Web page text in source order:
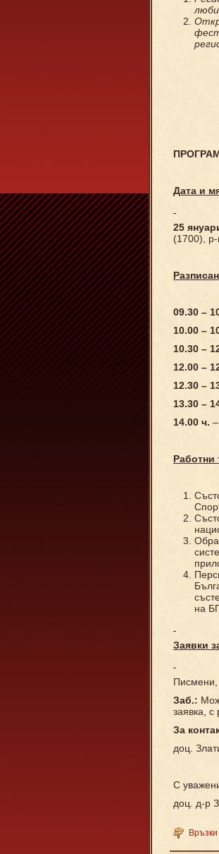
Дата и
25
(1700),
09.30 –
10.00 –
10.30 –
12.00 –
12.30 –
13.30 –
14.00 ч.
Работни
на
Заявки
Заб.:
заявка, с
За
доц.
С
доц. д-р